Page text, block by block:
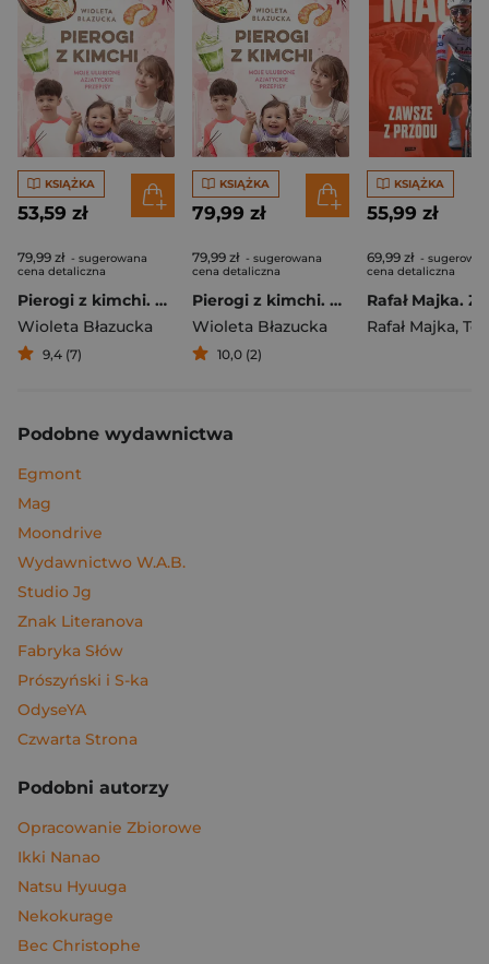
KSIĄŻKA
53,59 zł
79,99 zł - sugerowana
cena detaliczna
Pierogi z kimchi. Moje ulubione azjatyckie przepisy
Wioleta Błazucka
9,4 (7)
KSIĄŻKA
79,99 zł
79,99 zł - sugerowana
cena detaliczna
Pierogi z kimchi. Moje ulubione azjatyckie przepisy - książka z autografem
Wioleta Błazucka
10,0 (2)
KSIĄŻKA
55,99 zł
69,99 zł -
cena detaliczna
Rafał Majka,
Podobne wydawnictwa
Egmont
Mag
Moondrive
Wydawnictwo W.A.B.
Studio Jg
Znak Literanova
Fabryka Słów
Prószyński i S-ka
OdyseYA
Czwarta Strona
Podobni autorzy
Opracowanie Zbiorowe
Ikki Nanao
Natsu Hyuuga
Nekokurage
Bec Christophe